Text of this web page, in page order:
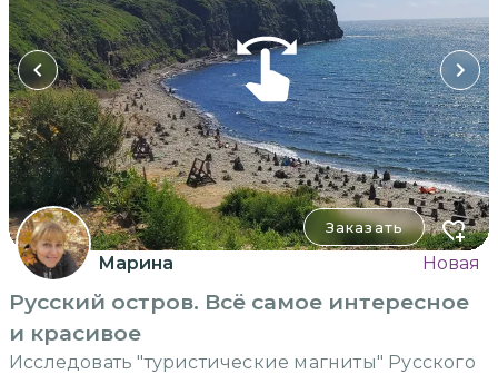
Заказать
Марина Новая
Русский остров. Всё самое интересное
и красивое
Исследовать "туристические магниты" Русского